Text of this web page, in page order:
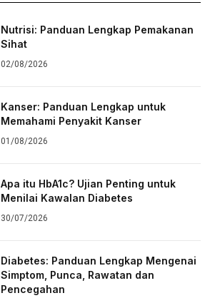
Nutrisi: Panduan Lengkap Pemakanan
Sihat
02/08/2026
Kanser: Panduan Lengkap untuk
Memahami Penyakit Kanser
01/08/2026
Apa itu HbA1c? Ujian Penting untuk
Menilai Kawalan Diabetes
30/07/2026
Diabetes: Panduan Lengkap Mengenai
Simptom, Punca, Rawatan dan
Pencegahan